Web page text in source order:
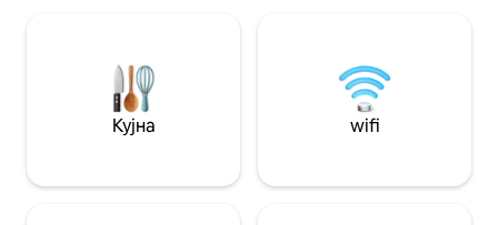
Кујна wifi